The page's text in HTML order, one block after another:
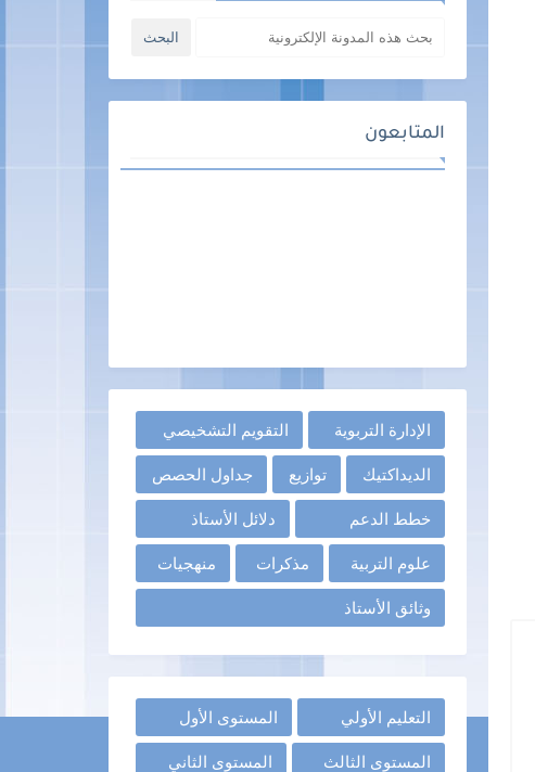
المتابعون
الإدارة التربوية التقويم التشخيصي
الديداكتيك توازيع جداول الحصص
خطط الدعم دلائل الأستاذ
علوم التربية مذكرات منهجيات
وثائق الأستاذ
التعليم الأولي المستوى الأول
المستوى الثالث المستوى الثاني